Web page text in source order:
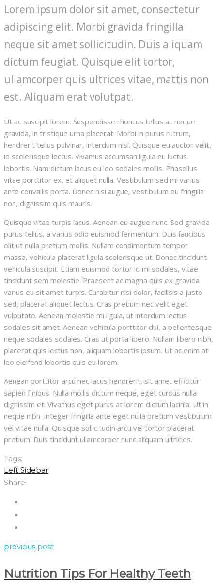
Lorem ipsum dolor sit amet, consectetur
adipiscing elit. Morbi gravida fringilla
neque sit amet sollicitudin. Duis aliquam
dictum feugiat. Quisque elit tortor,
ullamcorper quis ultrices vitae, mattis non
est. Aliquam erat volutpat.
Ut ac suscipit lorem. Suspendisse rhoncus tellus ac neque
gravida, in tristique urna placerat. Morbi in purus rutrum,
hendrerit tellus pulvinar, interdum nisl. Quisque eu auctor velit,
id scelerisque lectus. Vivamus accumsan ligula eu luctus
lobortis. Nam dictum lacus eu leo sodales mollis. Phasellus
vitae porttitor ex, et aliquet nulla. Vestibulum sed mi varius
ante convallis porta. Donec nisi augue, vestibulum eu fringilla
non, dignissim quis mauris.
Quisque vitae turpis lacus. Aenean eu augue nunc. Sed gravida
purus tellus, a varius odio euismod fermentum. Duis faucibus
elit ut nulla pretium mollis. Nullam condimentum tempor
massa, vehicula placerat ligula scelerisque ut. Donec tincidunt
vehicula suscipit. Etiam euismod tortor id mi sodales, vitae
tincidunt sem molestie. Praesent ac magna quis ex gravida
varius eu sit amet turpis. Curabitur nisi dolor, facilisis a justo
sed, placerat aliquet lectus. Cras pretium nec velit eget
vulputate. Aenean molestie mi ligula, ut interdum lectus
sodales sit amet. Aenean vehicula porttitor dui, a pellentesque
neque sodales sodales. Cras ut porta libero. Nullam libero nibh,
placerat quis lectus non, aliquam lobortis ipsum. Ut ac enim at
leo eleifend lobortis quis eu lorem.
Aenean porttitor arcu nec lacus hendrerit, sit amet efficitur
sapien finibus. Nulla mollis dictum neque, eget cursus nulla
dignissim et. Vivamus eget purus at lorem dictum lacinia. Ut in
neque nibh. Integer fringilla ante eget nulla pretium vestibulum
vel vitae nulla. Quisque sollicitudin arcu vel tortor placerat
pretium. Duis tincidunt ullamcorper nunc aliquam ultricies.
Tags:
Left Sidebar
Share:
previous post
Nutrition Tips For Healthy Teeth